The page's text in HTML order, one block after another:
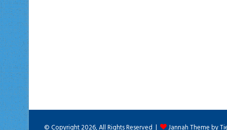
© Copyright 2026, All Rights Reserved | Jannah Theme by